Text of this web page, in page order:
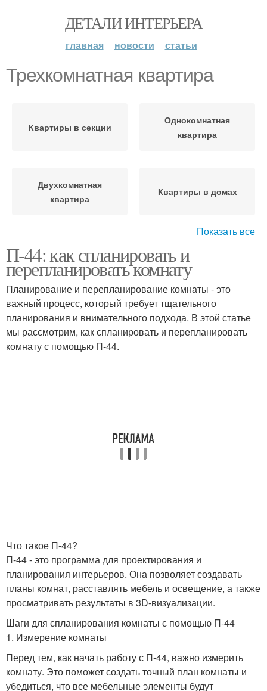
ДЕТАЛИ ИНТЕРЬЕРА
главная новости статьи
Трехкомнатная квартира
Квартиры в секции
Однокомнатная
квартира
Двухкомнатная
квартира
Квартиры в домах
Квартиры в доме
Интерьер в
трехкомнатной
квартире
Идеи для
трехкомнатной
квартиры
Квартира с размерами
Ремонт в квартире
Комнаты в
двухкомнатной
квартире
Квартиры с нуля
Показать все
П-44: как спланировать и
перепланировать комнату
Планирование и перепланирование комнаты - это
важный процесс, который требует тщательного
планирования и внимательного подхода. В этой статье
мы рассмотрим, как спланировать и перепланировать
комнату с помощью П-44.
Что такое П-44?
П-44 - это программа для проектирования и
планирования интерьеров. Она позволяет создавать
планы комнат, расставлять мебель и освещение, а также
просматривать результаты в 3D-визуализации.
Шаги для спланирования комнаты с помощью П-44
1. Измерение комнаты
Перед тем, как начать работу с П-44, важно измерить
комнату. Это поможет создать точный план комнаты и
убедиться, что все мебельные элементы будут